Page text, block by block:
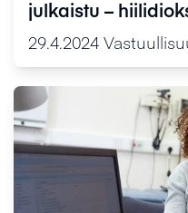
julkaistu –
vähentyivät ja
pysyi hyvällä
29.4.2024